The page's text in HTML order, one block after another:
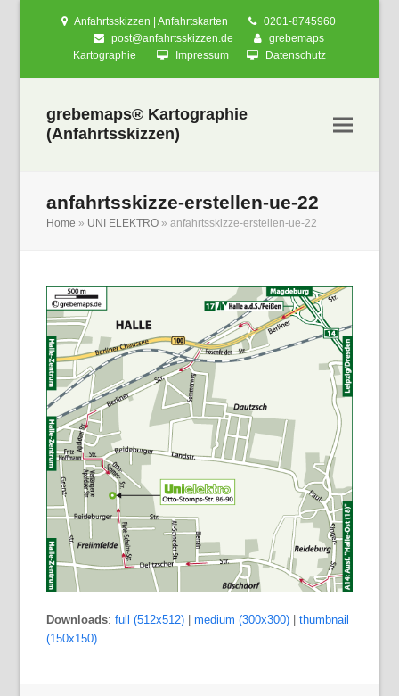
Anfahrtsskizzen | Anfahrtskarten
0201-8745960
post@anfahrtsskizzen.de
grebemaps
Kartographie
Impressum Datenschutz
grebemaps® Kartographie
(Anfahrtsskizzen)
anfahrtsskizze-erstellen-ue-22
Home » UNI ELEKTRO »anfahrtsskizze-erstellen-ue-22
Downloads:full (512x512) |medium (300x300) |thumbnail
(150x150)